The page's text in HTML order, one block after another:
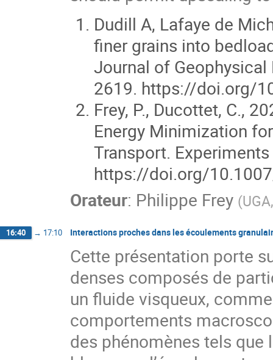
Dudill A, Lafaye de
finer grains into
Journal of
2619. https://doi.org/
Frey, P., Ducottet, C.,
Energy Minimization
Transport.
https://doi.org/
Orateur: Philippe Frey (
16:40 → 17:10 Interactions proches dans les écoulements
Cette présentation porte
denses composés de
un fluide visqueux,
comportements
des phénomènes tels